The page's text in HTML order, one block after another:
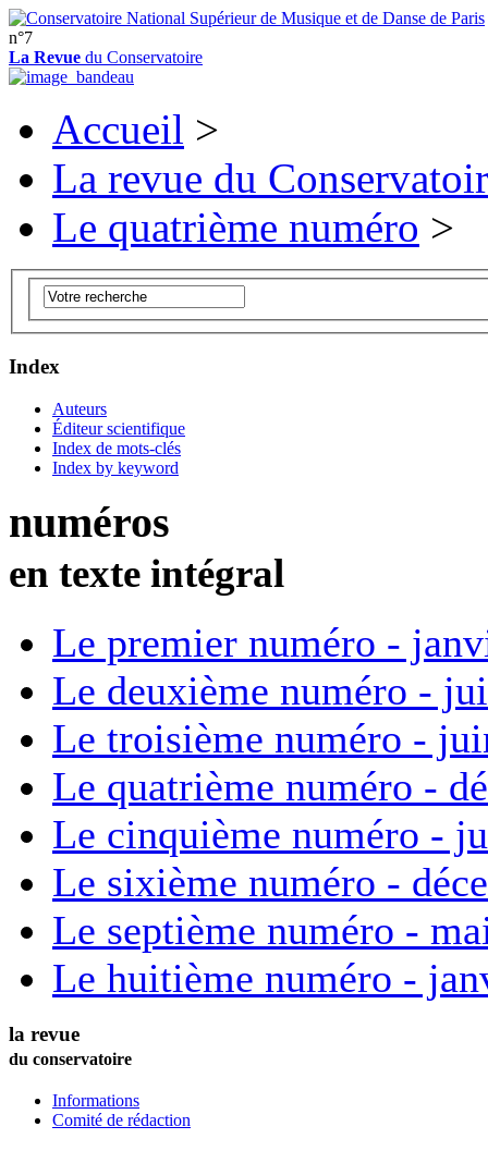
n°7
La Revue du Conservatoire
Accueil >
La revue du
Le quatrième numéro >
Index
Auteurs
Éditeur scientifique
Index de mots-clés
Index by keyword
numéros
en texte intégral
Le premier numéro -
Le deuxième numéro -
Le troisième numéro -
Le quatrième numéro -
Le cinquième numéro -
Le sixième numéro -
Le septième numéro -
Le huitième numéro -
la revue
du conservatoire
Informations
Comité de rédaction